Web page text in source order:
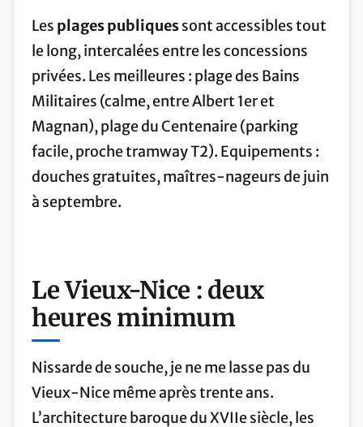
Les plages publiquessont accessibles tout
le long, intercalées entre les concessions
privées. Les meilleures : plage des Bains
Militaires (calme, entre Albert 1er et
Magnan), plage du Centenaire (parking
facile, proche tramway T2). Equipements :
douches gratuites, maîtres-nageurs de juin
à septembre.
Le Vieux-Nice : deux
heures minimum
Nissarde de souche, je ne me lasse pas du
Vieux-Nice même après trente ans.
L’architecture baroque du XVIIe siècle, les